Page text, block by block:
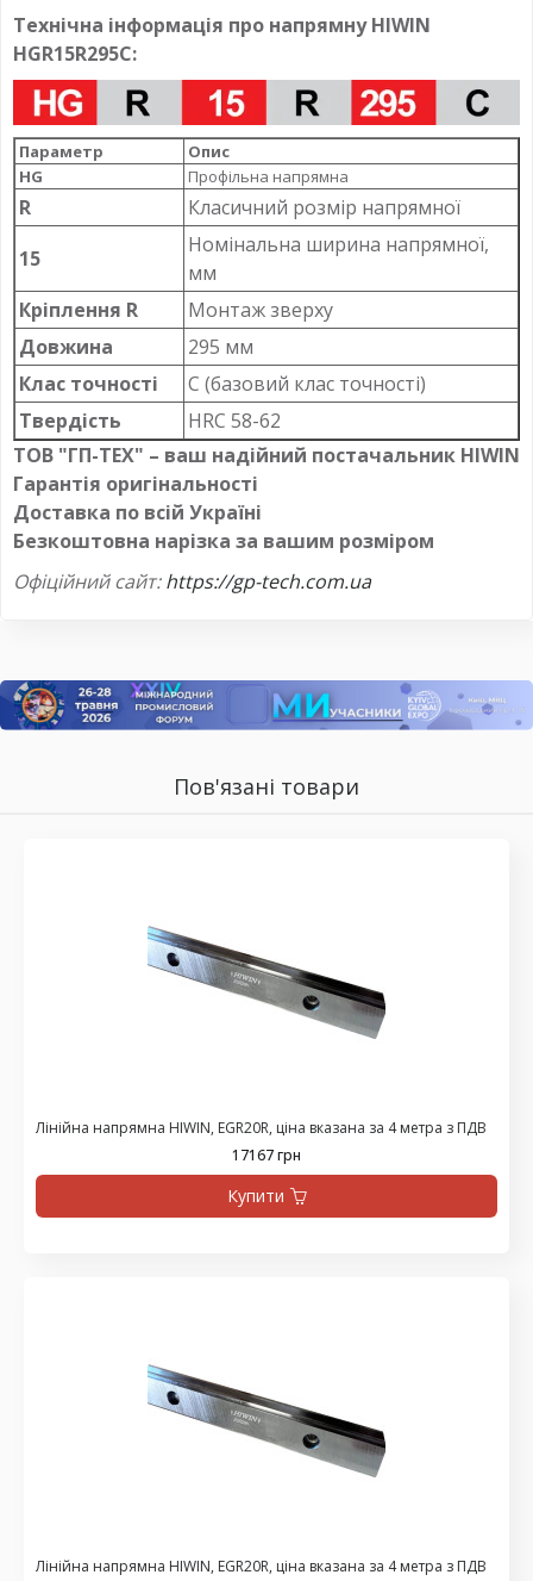
Технічна інформація про напрямну HIWIN
HGR15R295C:
Параметр
Опис
HG
Профільна напрямна
R
Класичний розмір напрямної
15
Номінальна ширина напрямної,
мм
Кріплення R
Монтаж зверху
Довжина
295 мм
Клас точності
C (базовий клас точності)
Твердість
HRC 58-62
ТОВ "ГП-ТЕХ" – ваш надійний постачальник HIWIN
Гарантія оригінальності
Доставка по всій Україні
Безкоштовна нарізка за вашим розміром
Офіційний сайт:https://gp-tech.com.ua
Пов'язані товари
Лінійна напрямна HIWIN, EGR20R, ціна вказана за 4 метра з ПДВ
17167 грн
Купити
Лінійна напрямна HIWIN, EGR20R, ціна вказана за 4 метра з ПДВ